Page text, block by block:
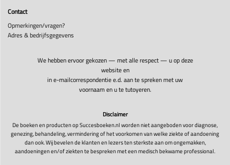
Contact
Opmerkingen/vragen?
Adres & bedrijfsgegevens
We hebben ervoor gekozen — met alle respect — u op deze
website en
in e-mailcorrespondentie e.d. aan te spreken met uw
voornaam en u te tutoyeren.
Disclaimer
De boeken en producten op Succesboeken.nl worden niet aangeboden voor diagnose,
genezing, behandeling, vermindering of het voorkomen van welke ziekte of aandoening
dan ook. Wij bevelen de klanten en lezers ten sterkste aan om ongemakken,
aandoeningen en/of ziekten te bespreken met een medisch bekwame professional.